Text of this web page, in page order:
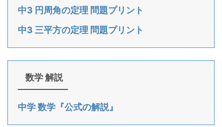
中3 円周角の定理 問題プリント
中3 三平方の定理 問題プリント
数学 解説
中学 数学『公式の解説』